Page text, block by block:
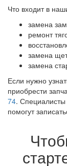
Что входит в
замена
ремонт
замена
замена
Если нужно
приобрести
74. Специалисты
помогут